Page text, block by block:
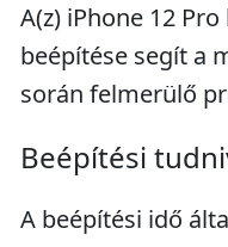
A(z) iPhone 12
beépítése segít a
során felmerülő
Beépítési
A beépítési idő